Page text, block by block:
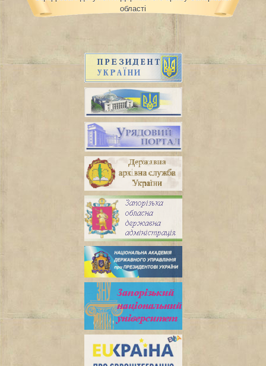
області